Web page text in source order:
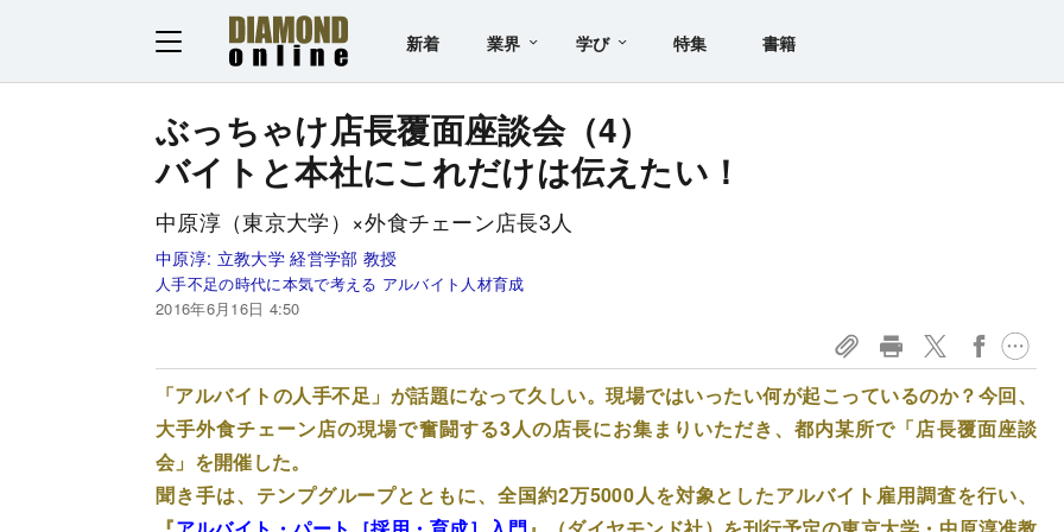
新着 業界 学び 特集 書籍
ぶっちゃけ店長覆面座談会（4）
バイトと本社にこれだけは伝えたい！
中原淳（東京大学）×外食チェーン店長3人
中原淳: 立教大学 経営学部 教授
人手不足の時代に本気で考える アルバイト人材育成
2016年6月16日 4:50
「アルバイトの人手不足」が話題になって久しい。現場ではいったい何が起こっているのか？今回、
大手外食チェーン店の現場で奮闘する3人の店長にお集まりいただき、都内某所で「店長覆面座談
会」を開催した。
聞き手は、テンプグループとともに、全国約2万5000人を対象としたアルバイト雇用調査を行い、